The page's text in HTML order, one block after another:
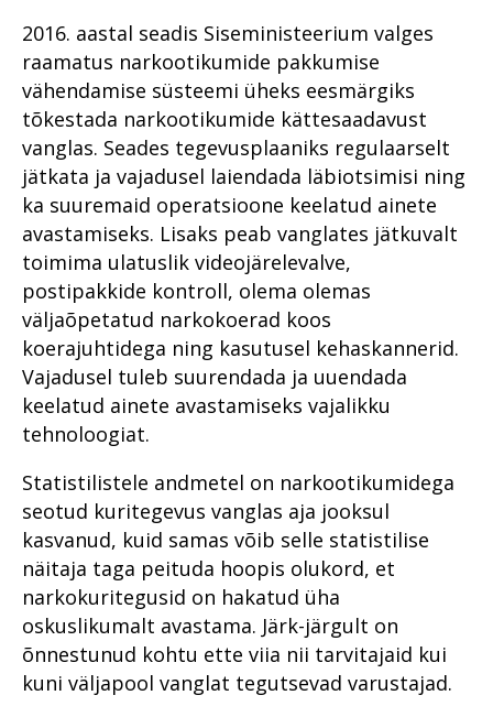
2016. aastal seadis Siseministeerium valges
raamatus narkootikumide pakkumise
vähendamise süsteemi üheks eesmärgiks
tõkestada narkootikumide kättesaadavust
vanglas. Seades tegevusplaaniks regulaarselt
jätkata ja vajadusel laiendada läbiotsimisi ning
ka suuremaid operatsioone keelatud ainete
avastamiseks. Lisaks peab vanglates jätkuvalt
toimima ulatuslik videojärelevalve,
postipakkide kontroll, olema olemas
väljaõpetatud narkokoerad koos
koerajuhtidega ning kasutusel kehaskannerid.
Vajadusel tuleb suurendada ja uuendada
keelatud ainete avastamiseks vajalikku
tehnoloogiat.
Statistilistele andmetel on narkootikumidega
seotud kuritegevus vanglas aja jooksul
kasvanud, kuid samas võib selle statistilise
näitaja taga peituda hoopis olukord, et
narkokuritegusid on hakatud üha
oskuslikumalt avastama. Järk-järgult on
õnnestunud kohtu ette viia nii tarvitajaid kui
kuni väljapool vanglat tegutsevad varustajad.